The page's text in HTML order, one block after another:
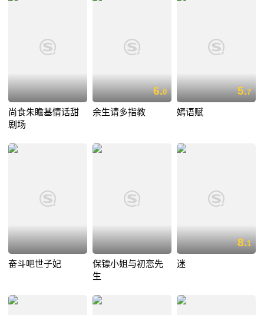
尚食朱瞻基情话甜
剧场
6.0
余生请多指教
5.7
嫣语赋
奋斗吧世子妃
保镖小姐与初恋先
生
8.1
迷